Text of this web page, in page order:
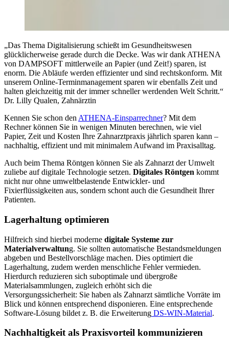
„Das Thema Digitalisierung schießt im Gesundheitswesen
glücklicherweise gerade durch die Decke. Was wir dank ATHENA
von DAMPSOFT mittlerweile an Papier (und Zeit!) sparen, ist
enorm. Die Abläufe werden effizienter und sind rechtskonform. Mit
unserem Online-Terminmanagement sparen wir ebenfalls Zeit und
halten gleichzeitig mit der immer schneller werdenden Welt Schritt.“
Dr. Lilly Qualen, Zahnärztin
Kennen Sie schon den ATHENA-Einsparrechner? Mit dem
Rechner können Sie in wenigen Minuten berechnen, wie viel
Papier, Zeit und Kosten Ihre Zahnarztpraxis jährlich sparen kann –
nachhaltig, effizient und mit minimalem Aufwand im Praxisalltag.
Auch beim Thema Röntgen können Sie als Zahnarzt der Umwelt
zuliebe auf digitale Technologie setzen. Digitales Röntgen kommt
nicht nur ohne umweltbelastende Entwickler- und
Fixierflüssigkeiten aus, sondern schont auch die Gesundheit Ihrer
Patienten.
Lagerhaltung optimieren
Hilfreich sind hierbei moderne digitale Systeme zur
Materialverwaltung. Sie sollten automatische Bestandsmeldungen
abgeben und Bestellvorschläge machen. Dies optimiert die
Lagerhaltung, zudem werden menschliche Fehler vermieden.
Hierdurch reduzieren sich suboptimale und übergroße
Materialsammlungen, zugleich erhöht sich die
Versorgungssicherheit: Sie haben als Zahnarzt sämtliche Vorräte im
Blick und können entsprechend disponieren. Eine entsprechende
Software-Lösung bildet z. B. die Erweiterung DS-WIN-Material.
Nachhaltigkeit als Praxisvorteil kommunizieren